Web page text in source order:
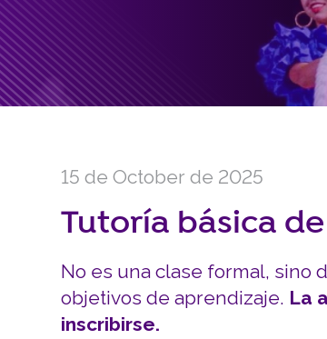
15 de October de 2025
Tutoría básica
No es una clase formal, sino
objetivos de aprendizaje. La
inscribirse.